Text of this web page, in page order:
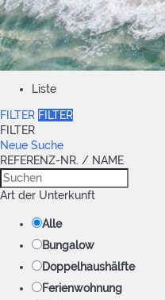
Liste
FILTER FILTER
FILTER
Neue Suche
REFERENZ-NR. / NAME
Art der Unterkunft
Alle
Bungalow
Doppelhaushälfte
Ferienwohnung